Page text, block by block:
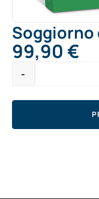
Soggiorno
99,90€
-